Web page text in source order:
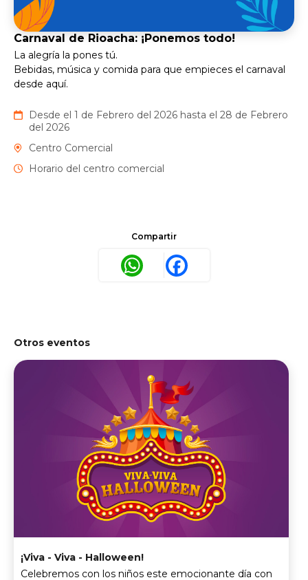
Carnaval de Rioacha: ¡Ponemos todo!
La alegría la pones tú.
Bebidas, música y comida para que empieces el carnaval
desde aquí.
Desde el 1 de Febrero del 2026 hasta el 28 de Febrero
del 2026
Centro Comercial
Horario del centro comercial
Compartir
WhatsAppFacebook
Otros eventos
¡Viva - Viva - Halloween!
Celebremos con los niños este emocionante día con